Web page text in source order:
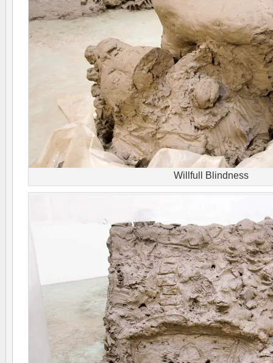
Willfull Blindness